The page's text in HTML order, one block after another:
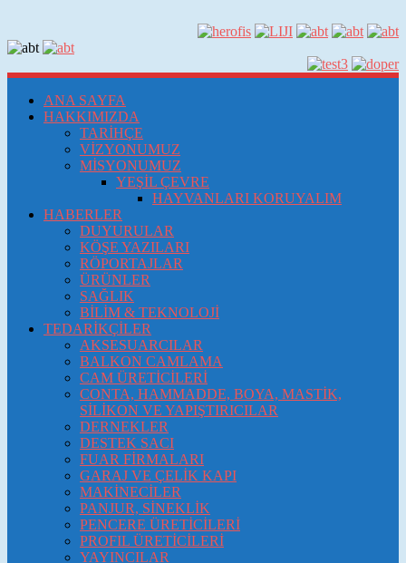
ANA SAYFA
HAKKIMIZDA
TARİHÇE
VİZYONUMUZ
MİSYONUMUZ
YEŞİL ÇEVRE
HAYVANLARI KORUYALIM
HABERLER
DUYURULAR
KÖŞE YAZILARI
RÖPORTAJLAR
ÜRÜNLER
SAĞLIK
BİLİM & TEKNOLOJİ
TEDARİKÇİLER
AKSESUARCILAR
BALKON CAMLAMA
CAM ÜRETİCİLERİ
CONTA, HAMMADDE, BOYA, MASTİK,
SİLİKON VE YAPIŞTIRICILAR
DERNEKLER
DESTEK SACI
FUAR FİRMALARI
GARAJ VE ÇELİK KAPI
MAKİNECİLER
PANJUR, SİNEKLİK
PENCERE ÜRETİCİLERİ
PROFIL ÜRETİCİLERİ
YAYINCILAR